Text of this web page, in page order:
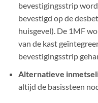
bevestigingsstrip
bevestigd op de
huisgevel). De 1MF
van de kast
bevestigingsstrip
Alternatieve
altijd de basissteen